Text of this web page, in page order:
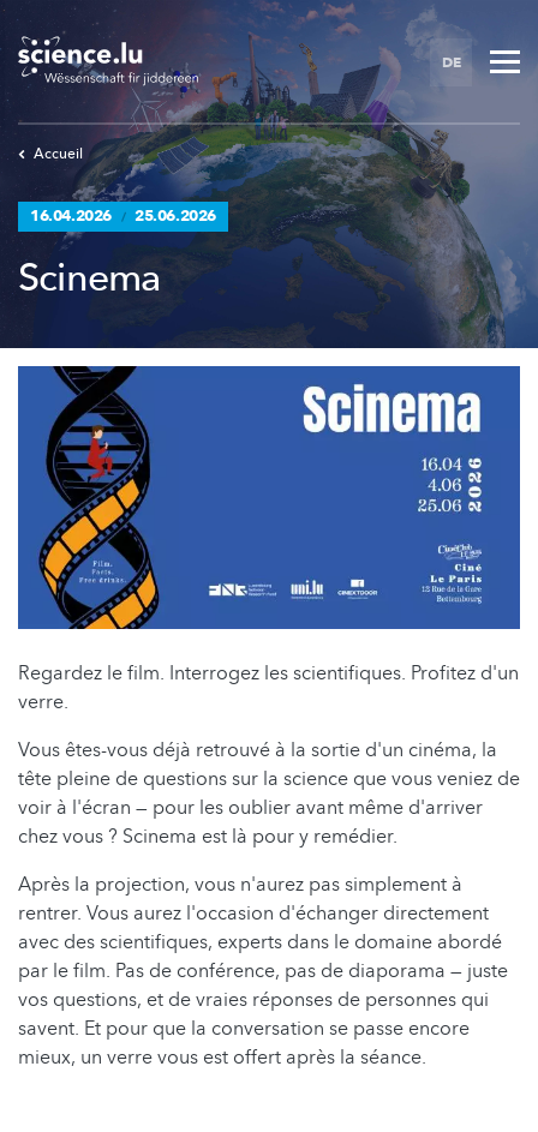
Skip
to
main
content
DE
Accueil
16.04.2026 / 25.06.2026
Scinema
Regardez le film. Interrogez les scientifiques. Profitez d'un
verre.
Vous êtes-vous déjà retrouvé à la sortie d'un cinéma, la
tête pleine de questions sur la science que vous veniez de
voir à l'écran — pour les oublier avant même d'arriver
chez vous ? Scinema est là pour y remédier.
Après la projection, vous n'aurez pas simplement à
rentrer. Vous aurez l'occasion d'échanger directement
avec des scientifiques, experts dans le domaine abordé
par le film. Pas de conférence, pas de diaporama — juste
vos questions, et de vraies réponses de personnes qui
savent. Et pour que la conversation se passe encore
mieux, un verre vous est offert après la séance.